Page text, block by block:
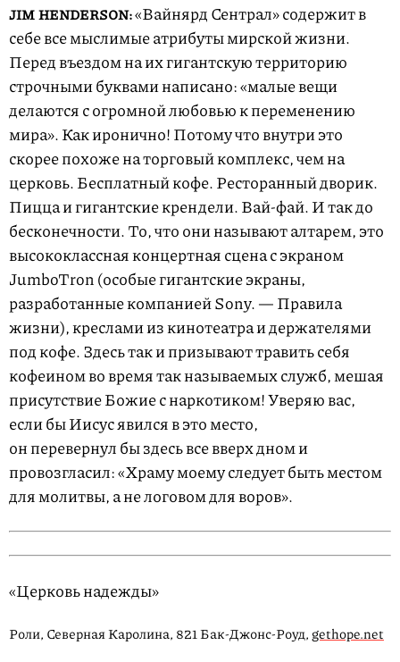
JIM HENDERSON:«Вайнярд Сентрал» содержит в
себе все мыслимые атрибуты мирской жизни.
Перед въездом на их гигантскую территорию
строчными буквами написано: «малые вещи
делаются с огромной любовью к переменению
мира». Как иронично! Потому что внутри это
скорее похоже на торговый комплекс, чем на
церковь. Бесплатный кофе. Ресторанный дворик.
Пицца и гигантские крендели. Вай-фай. И так до
бесконечности. То, что они называют алтарем, это
высококлассная концертная сцена с экраном
JumboTron (особые гигантские экраны,
разработанные компанией Sony. — Правила
жизни), креслами из кинотеатра и держателями
под кофе. Здесь так и призывают травить себя
кофеином во время так называемых служб, мешая
присутствие Божие с наркотиком! Уверяю вас,
если бы Иисус явился в это место,
он перевернул бы здесь все вверх дном и
провозгласил: «Храму моему следует быть местом
для молитвы, а не логовом для воров».
«Церковь надежды»
Роли, Северная Каролина, 821 Бак-Джонс-Роуд, gethope.net